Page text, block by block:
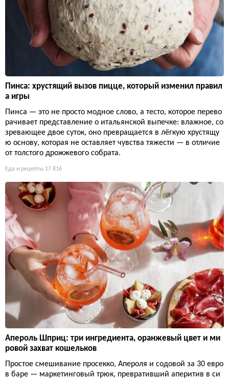
Пинса: хрустящий вызов пицце, который изменил правил
а игры
Пинса — это не просто модное слово, а тесто, которое перево
рачивает представление о итальянской выпечке: влажное, со
зревающее двое суток, оно превращается в лёгкую хрустящу
ю основу, которая не оставляет чувства тяжести — в отличие
от толстого дрожжевого собрата.
Еда и рецепты 17 816
Апероль Шприц: три ингредиента, оранжевый цвет и ми
ровой захват кошельков
Простое смешивание просекко, Апероля и содовой за 30 евро
в баре — маркетинговый трюк, превративший аперитив в си